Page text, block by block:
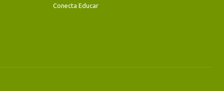
Conecta Educar